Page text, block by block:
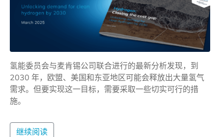
氢能委员会与麦肯锡公司联合进行的最新分析发现，到
2030 年，欧盟、美国和东亚地区可能会释放出大量氢气
需求。但要实现这一目标，需要采取一些切实可行的措
施。
继续阅读